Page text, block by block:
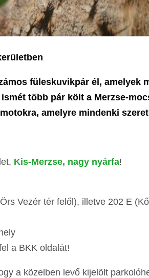
füleskuvikpár él, amelyek
több pár költ a Merzse-
amelyre mindenki
Kis-Merzse, nagy nyárfa!
Vezér tér felől), illetve 202 E
a BKK oldalát!
a közelben levő kijelölt